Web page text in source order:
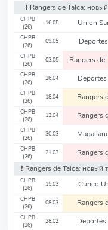
❗️ Rangers de Talca:
CHPB
(26)
16.05 Union
CHPB
(26)
09.05
CHPB
(26)
03.05 Rangers de
CHPB
(26)
26.04
CHPB
(26)
18.04 Rangers
CHPB
(26)
13.04 Rangers
CHPB
(26)
30.03
CHPB
(26)
21.03 Rangers
❗️ Rangers de Talca: новый
CHPB
(26)
15.03 Curico
CHPB
(26)
08.03 Rangers
CHPB
(26)
28.02 Deportes